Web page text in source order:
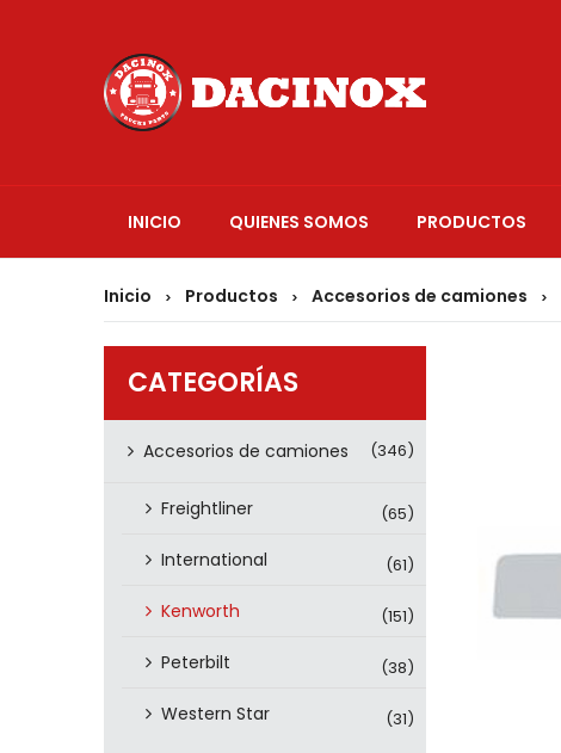
INICIO QUIENES SOMOS PRODUCTOS
Inicio > Productos > Accesorios de camiones >
CATEGORÍAS
Accesorios de camiones (346)
Freightliner (65)
International (61)
Kenworth (151)
Peterbilt (38)
Western Star (31)